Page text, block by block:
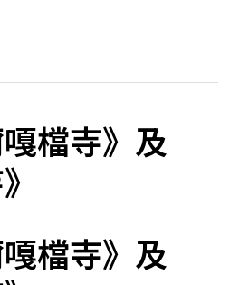
嘎檔寺》及
嘎檔寺》及